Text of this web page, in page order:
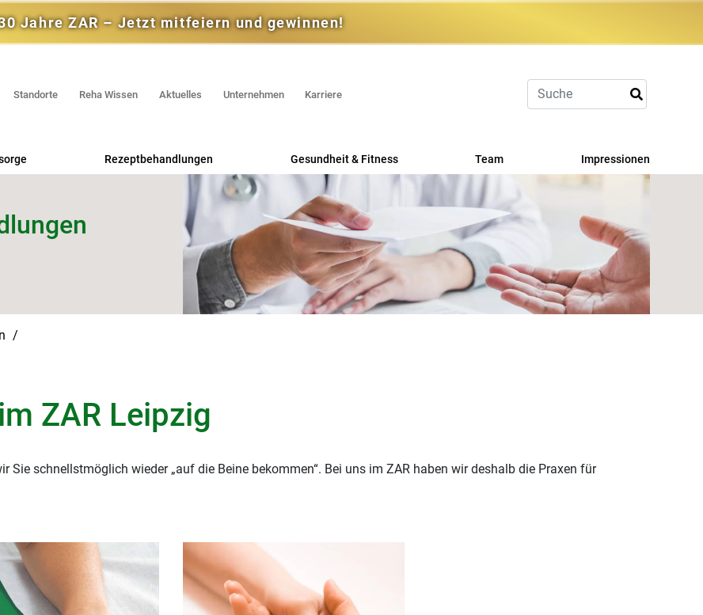
Jahre ZAR – Jetzt mitfeiern und gewinnen!
Standorte Reha Wissen Aktuelles Unternehmen Karriere
Rezeptbehandlungen
Praxis für Ergotherapie
Handtherapie
Gesundheit & Fitness
Rehasport
RV Fit
Selbstzahlerangebot
Team Impressionen
ZAR Leipzig
Sie schnellstmöglich wieder „auf die Beine bekommen“. Bei uns im ZAR haben wir deshalb die Praxen für